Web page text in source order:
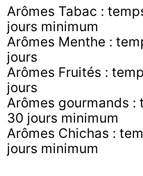
Arômes Tabac :
jours minimum
Arômes Menthe :
jours
Arômes Fruités :
jours
Arômes gourmands :
30 jours minimum
Arômes Chichas :
jours minimum